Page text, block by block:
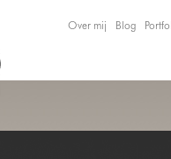
Over mij Blog